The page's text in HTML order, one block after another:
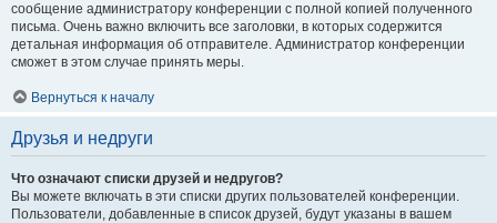
сообщение администратору конференции с полной копией полученного
письма. Очень важно включить все заголовки, в которых содержится
детальная информация об отправителе. Администратор конференции
сможет в этом случае принять меры.
Вернуться к началу
Друзья и недруги
Что означают списки друзей и недругов?
Вы можете включать в эти списки других пользователей конференции.
Пользователи, добавленные в список друзей, будут указаны в вашем